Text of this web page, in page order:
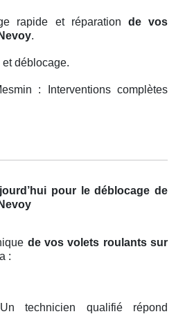
rapide et réparation de vos
.
déblocage.
: Interventions complètes
pour le déblocage de
de vos volets roulants sur
:
technicien qualifié répond